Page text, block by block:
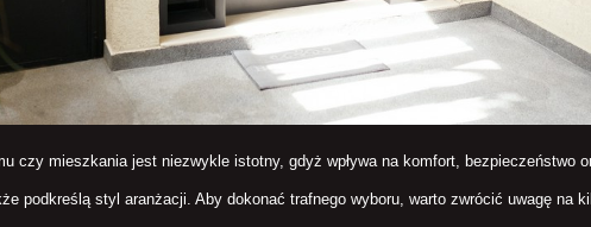
czy mieszkania jest niezwykle istotny, gdyż wpływa na komfort, bezpieczeństwo
podkreślą styl aranżacji. Aby dokonać trafnego wyboru, warto zwrócić uwagę na